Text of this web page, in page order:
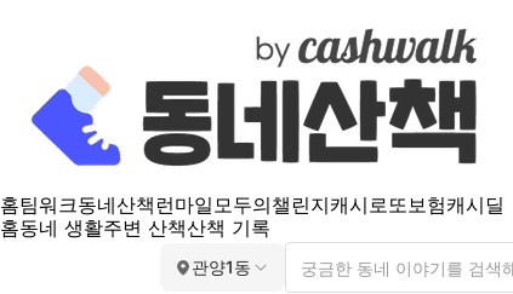
홈팀워크동네산책 런마일모두의챌린지캐시로또보험캐시딜
홈동네 생활주변 산책산책 기록
관양1동